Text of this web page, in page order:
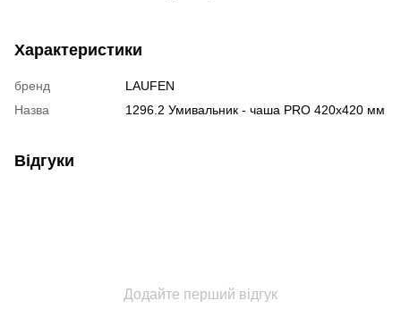
Характеристики
бренд
LAUFEN
Назва
1296.2 Умивальник - чаша PRO 420х420 мм
Відгуки
Додайте перший відгук